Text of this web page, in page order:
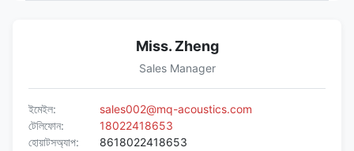
Miss. Zheng
Sales Manager
ইমেইল:
sales002@mq-acoustics.com
টেলিফোন:
18022418653
হোয়াটসঅ্যাপ:
8618022418653